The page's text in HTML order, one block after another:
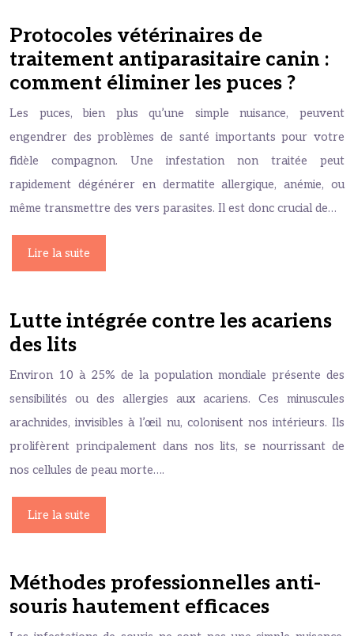
Protocoles vétérinaires de
traitement antiparasitaire canin :
comment éliminer les puces ?
Les puces, bien plus qu’une simple nuisance, peuvent
engendrer des problèmes de santé importants pour votre
fidèle compagnon. Une infestation non traitée peut
rapidement dégénérer en dermatite allergique, anémie, ou
même transmettre des vers parasites. Il est donc crucial de…
Lire la suite
Lutte intégrée contre les acariens
des lits
Environ 10 à 25% de la population mondiale présente des
sensibilités ou des allergies aux acariens. Ces minuscules
arachnides, invisibles à l’œil nu, colonisent nos intérieurs. Ils
prolifèrent principalement dans nos lits, se nourrissant de
nos cellules de peau morte….
Lire la suite
Méthodes professionnelles anti-
souris hautement efficaces